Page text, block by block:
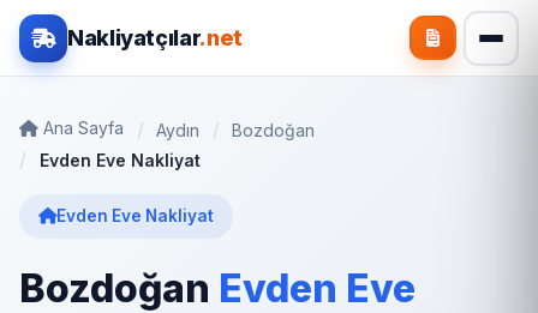
Nakliyatçılar.net
Ana Sayfa Aydın
Bozdoğan
Evden Eve Nakliyat
Evden Eve Nakliyat
Bozdoğan Evden Eve